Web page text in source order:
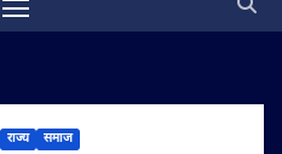
राज्य समाज